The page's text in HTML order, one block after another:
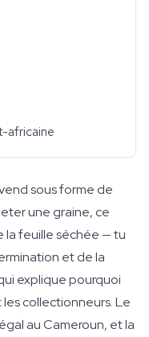
africaine
sous forme de
une graine, ce
la feuille séchée — tu
et de la
explique pourquoi
collectionneurs. Le
au Cameroun, et la